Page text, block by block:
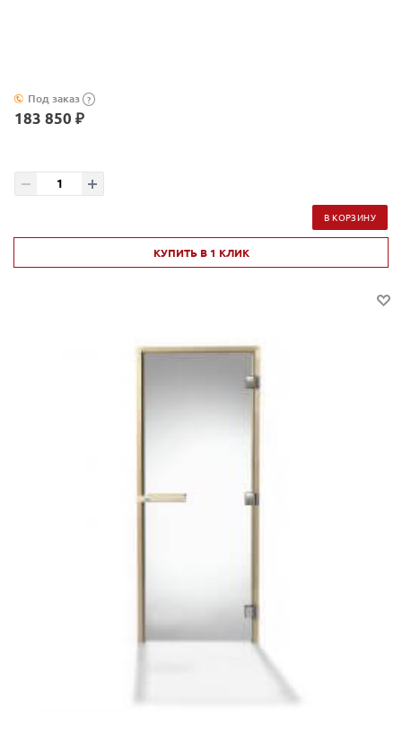
Под заказ ?
183 850 ₽
В КОРЗИНУ
КУПИТЬ В 1 КЛИК